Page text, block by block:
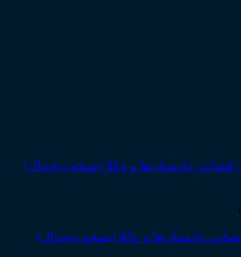
دادستان‌ها و وکلا (نسخه دیجیتال)